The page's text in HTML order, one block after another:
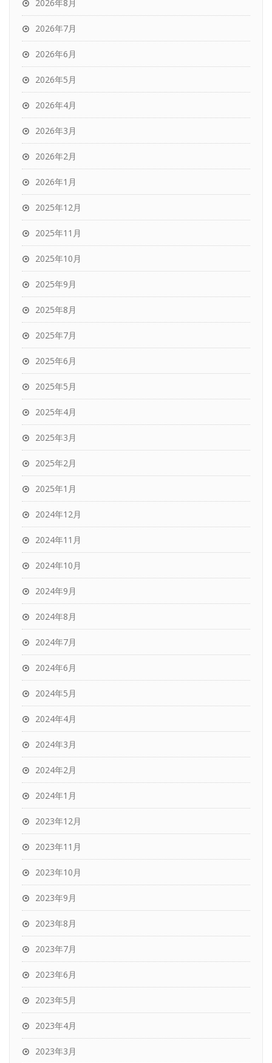
2026年8月
2026年7月
2026年6月
2026年5月
2026年4月
2026年3月
2026年2月
2026年1月
2025年12月
2025年11月
2025年10月
2025年9月
2025年8月
2025年7月
2025年6月
2025年5月
2025年4月
2025年3月
2025年2月
2025年1月
2024年12月
2024年11月
2024年10月
2024年9月
2024年8月
2024年7月
2024年6月
2024年5月
2024年4月
2024年3月
2024年2月
2024年1月
2023年12月
2023年11月
2023年10月
2023年9月
2023年8月
2023年7月
2023年6月
2023年5月
2023年4月
2023年3月